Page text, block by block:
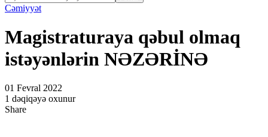
Cəmiyyət
Magistraturaya qəbul olmaq
istəyənlərin NƏZƏRİNƏ
01 Fevral 2022
1 dəqiqəyə oxunur
Share